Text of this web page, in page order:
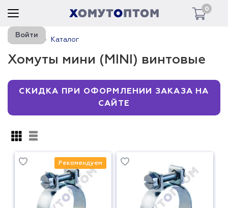
0
Войти
Главная Каталог
Хомуты мини (MINI) винтовые
СКИДКА ПРИ ОФОРМЛЕНИИ ЗАКАЗА НА
САЙТЕ
Рекомендуем